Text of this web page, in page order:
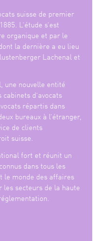
suisse de premier
L’étude s’est
organique et par le
la dernière a eu lieu
Lachenal et
une nouvelle entité
d’avocats
répartis dans
bureaux à l’étranger,
de clients
suisse.
fort et réunit un
dans tous les
le monde des affaires
les secteurs de la haute